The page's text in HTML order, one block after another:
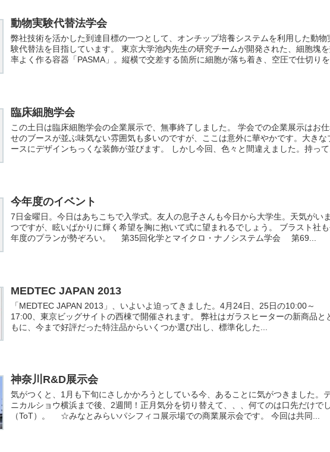
動物実験代替法学会
弊社技術を活かした到達目標の一つとして、オンチップ培養システムを利用した動物
験代替法を目指しています。 東京大学池内先生の研究チームが開発された、細胞塊
率よく作る容器「PASMA」。縦横で交差する箇所に細胞が落ち着き、空圧で仕切り
臨床細胞学会
この土日は臨床細胞学会の企業展示で、無事終了しました。 学会での企業展示はお
せのブースが並ぶ味気ない雰囲気も多いのですが、ここは意外に華やかです。大きな
ースにデザインちっくな装飾が並びます。 しかし今回、色々と間違えました。持って
今年度のイベント
7日金曜日。今日はあちこちで入学式。友人の息子さんも今日から大学生。天気がい
つですが、眩いばかりに輝く希望を胸に抱いて式に望まれるでしょう。 ブラスト社
年度のプランが勢ぞろい。 第35回化学とマイクロ・ナノシステム学会 第69...
MEDTEC JAPAN 2013
「MEDTEC JAPAN 2013」、いよいよ迫ってきました。4月24日、25日の10:00～
17:00、東京ビッグサイトの西棟で開催されます。 弊社はガラスヒーターの新商品と
もに、今まで好評だった特注品からいくつか選び出し、標準化した...
神奈川R&D展示会
気がつくと、1月も下旬にさしかかろうとしている今、あることに気がつきました。
ニカルショウ横浜まで後、2週間！正月気分を切り替えて、、、何てのは口先だけで
（ToT）。 ☆みなとみらいパシフィコ展示場での商業展示会です。 今回は共同...